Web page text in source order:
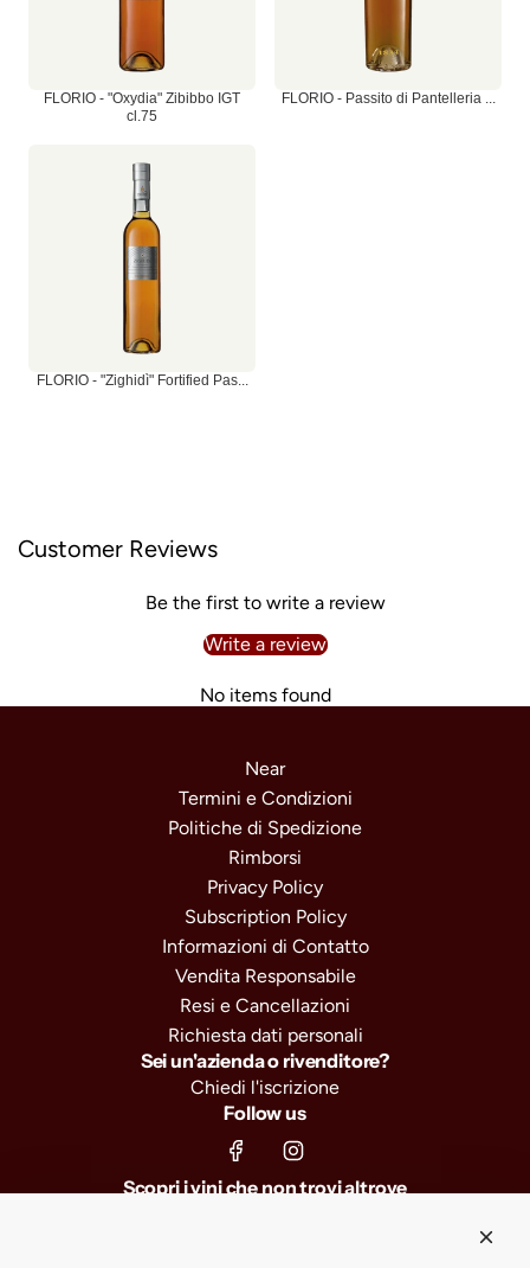
FLORIO - "Oxydia" Zibibbo IGT
cl.75
FLORIO - Passito di Pantelleria ...
FLORIO - "Zighidì" Fortified Pas...
Customer Reviews
Be the first to write a review
Write a review
No items found
Near
Termini e Condizioni
Politiche di Spedizione
Rimborsi
Privacy Policy
Subscription Policy
Informazioni di Contatto
Vendita Responsabile
Resi e Cancellazioni
Richiesta dati personali
Sei un'azienda o rivenditore?
Chiedi l'iscrizione
Follow us
Scopri i vini che non trovi altrove